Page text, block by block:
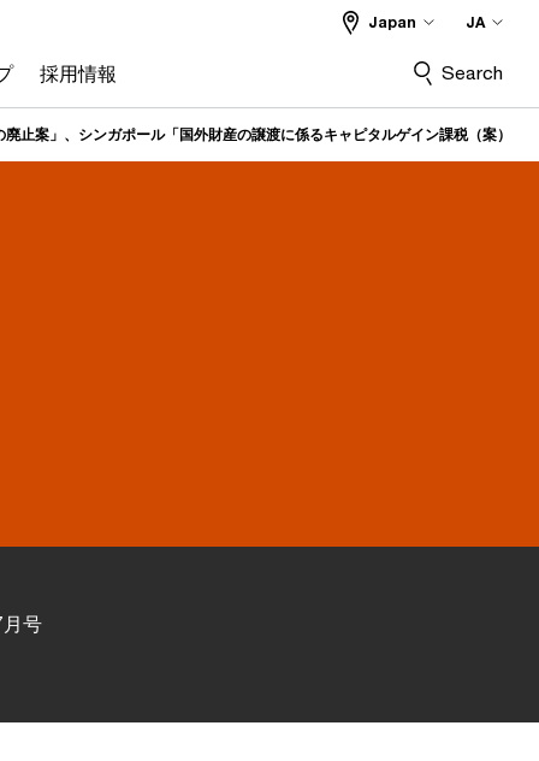
採用情報
Japan JA
Search
止案」、シンガポール「国外財産の譲渡に係るキャピタルゲイン課税（案）」
号